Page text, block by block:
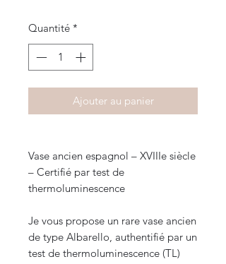
Quantité *
Ajouter au panier
Vase ancien espagnol – XVIIIe siècle
– Certifié par test de
thermoluminescence
Je vous propose un rare vase ancien
de type Albarello, authentifié par un
test de thermoluminescence (TL)